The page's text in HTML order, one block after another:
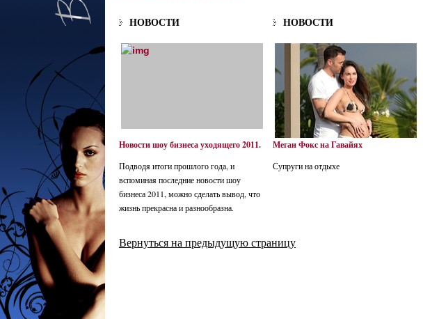
НОВОСТИ
Новости шоу бизнеса уходящего 2011.
Подводя итоги прошлого года, и
вспоминая последние новости шоу
бизнеса 2011, можно сделать вывод, что
жизнь прекрасна и разнообразна.
НОВОСТИ
Меган Фокс на Гавайях
Супруги на отдыхе
Вернуться на предыдущую страницу